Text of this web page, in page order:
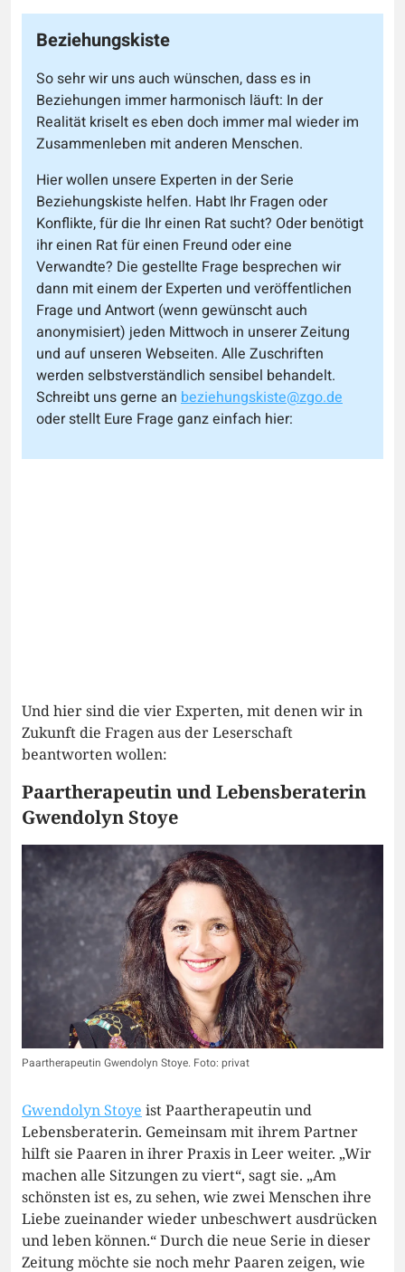
Beziehungskiste
So sehr wir uns auch wünschen, dass es in
Beziehungen immer harmonisch läuft: In der
Realität kriselt es eben doch immer mal wieder im
Zusammenleben mit anderen Menschen.
Hier wollen unsere Experten in der Serie
Beziehungskiste helfen. Habt Ihr Fragen oder
Konflikte, für die Ihr einen Rat sucht? Oder benötigt
ihr einen Rat für einen Freund oder eine
Verwandte? Die gestellte Frage besprechen wir
dann mit einem der Experten und veröffentlichen
Frage und Antwort (wenn gewünscht auch
anonymisiert) jeden Mittwoch in unserer Zeitung
und auf unseren Webseiten. Alle Zuschriften
werden selbstverständlich sensibel behandelt.
Schreibt uns gerne an beziehungskiste@zgo.de
oder stellt Eure Frage ganz einfach hier:
Und hier sind die vier Experten, mit denen wir in
Zukunft die Fragen aus der Leserschaft
beantworten wollen:
Paartherapeutin und Lebensberaterin
Gwendolyn Stoye
Paartherapeutin Gwendolyn Stoye. Foto: privat
Gwendolyn Stoye ist Paartherapeutin und
Lebensberaterin. Gemeinsam mit ihrem Partner
hilft sie Paaren in ihrer Praxis in Leer weiter. „Wir
machen alle Sitzungen zu viert“, sagt sie. „Am
schönsten ist es, zu sehen, wie zwei Menschen ihre
Liebe zueinander wieder unbeschwert ausdrücken
und leben können.“ Durch die neue Serie in dieser
Zeitung möchte sie noch mehr Paaren zeigen, wie